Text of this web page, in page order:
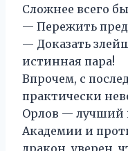
Сложнее всего
— Пережить
— Доказать
истинная пара!
Впрочем, с
практически
Орлов — лучший
Академии и
дракон, уверен,